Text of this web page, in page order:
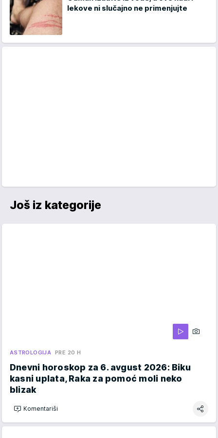
lekove ni slučajno ne primenjujte
Još iz kategorije
ASTROLOGIJA PRE 20 H
Dnevni horoskop za 6. avgust 2026: Biku
kasni uplata, Raka za pomoć moli neko
blizak
Komentariši